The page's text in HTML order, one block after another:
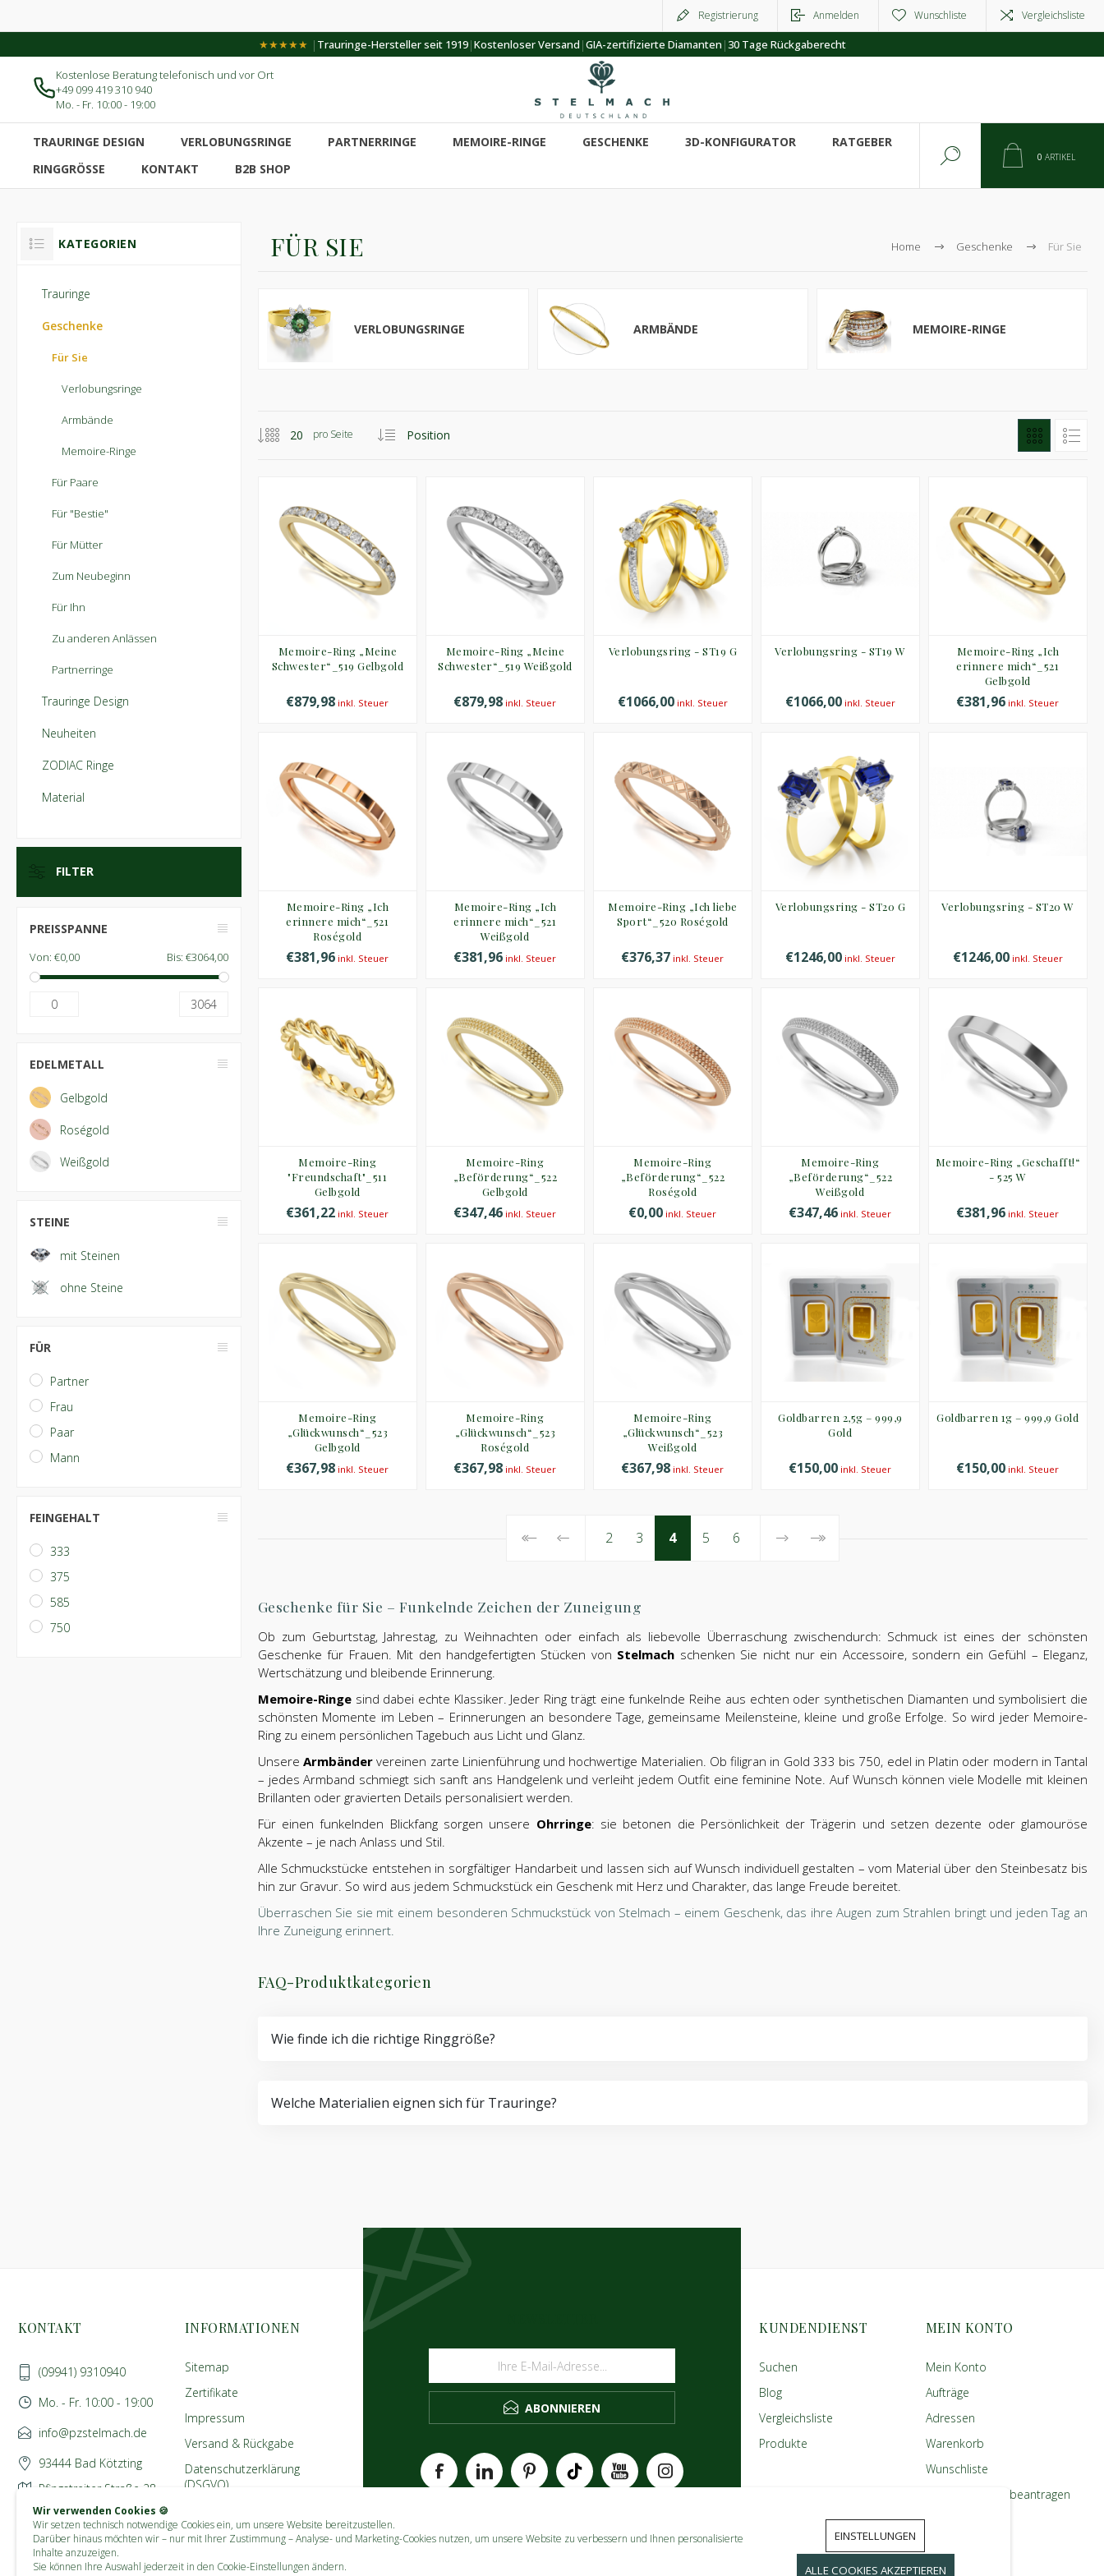
Registrierung Anmelden Wunschliste Vergleichsliste
★★★★★ | Trauringe-Hersteller seit 1919|Kostenloser Versand |GIA-zertifizierte Diamanten |30 Tage Rückgaberecht
Kostenlose Beratung telefonisch und vor Ort
+49 099 419 310 940
Mo. - Fr. 10:00 - 19:00
TRAURINGE DESIGN VERLOBUNGSRINGE PARTNERRINGE MEMOIRE-RINGE GESCHENKE 3D-KONFIGURATOR
RATGEBER
RINGGRÖSSE
KONTAKT B2B SHOP
0 ARTIKEL
Home Geschenke Für Sie
FÜR SIE
VERLOBUNGSRINGE ARMBÄNDE MEMOIRE-RINGE
pro Seite
Memoire-Ring „Meine
Schwester“_519 Gelbgold
€879,98 inkl. Steuer
Memoire-Ring „Meine
Schwester“_519 Weißgold
€879,98 inkl. Steuer
Verlobungsring - ST19 G
€1066,00inkl. Steuer
Verlobungsring - ST19 W
€1066,00inkl. Steuer
Memoire-Ring „Ich
erinnere mich“_521
Gelbgold
€381,96 inkl. Steuer
Memoire-Ring „Ich
erinnere mich“_521
Roségold
€381,96 inkl. Steuer
Memoire-Ring „Ich
erinnere mich“_521
Weißgold
€381,96 inkl. Steuer
Memoire-Ring „Ich liebe
Sport“_520 Roségold
€376,37 inkl. Steuer
Verlobungsring - ST20 G
€1246,00inkl. Steuer
Verlobungsring - ST20 W
€1246,00inkl. Steuer
Memoire-Ring
"Freundschaft"_511
Gelbgold
€361,22 inkl. Steuer
Memoire-Ring
„Beförderung“_522
Gelbgold
€347,46 inkl. Steuer
Memoire-Ring
„Beförderung“_522
Roségold
€0,00 inkl. Steuer
Memoire-Ring
„Beförderung“_522
Weißgold
€347,46 inkl. Steuer
Memoire-Ring „Geschafft!“
- 525 W
€381,96 inkl. Steuer
Memoire-Ring
„Glückwunsch“_523
Gelbgold
€367,98 inkl. Steuer
Memoire-Ring
„Glückwunsch“_523
Roségold
€367,98 inkl. Steuer
Memoire-Ring
„Glückwunsch“_523
Weißgold
€367,98 inkl. Steuer
Goldbarren 2,5g – 999,9
Gold
€150,00 inkl. Steuer
Goldbarren 1g – 999,9 Gold
€150,00 inkl. Steuer
2 3 4 5 6
Geschenke für Sie – Funkelnde Zeichen der Zuneigung
Ob zum Geburtstag, Jahrestag, zu Weihnachten oder einfach als liebevolle Überraschung zwischendurch: Schmuck ist eines der schönsten
Geschenke für Frauen. Mit den handgefertigten Stücken von Stelmach schenken Sie nicht nur ein Accessoire, sondern ein Gefühl – Eleganz,
Wertschätzung und bleibende Erinnerung.
Memoire-Ringesind dabei echte Klassiker. Jeder Ring trägt eine funkelnde Reihe aus echten oder synthetischen Diamanten und symbolisiert die
schönsten Momente im Leben – Erinnerungen an besondere Tage, gemeinsame Meilensteine, kleine und große Erfolge. So wird jeder Memoire-
Ring zu einem persönlichen Tagebuch aus Licht und Glanz.
UnsereArmbänder vereinen zarte Linienführung und hochwertige Materialien. Ob filigran in Gold 333 bis 750, edel in Platin oder modern in Tantal
– jedes Armband schmiegt sich sanft ans Handgelenk und verleiht jedem Outfit eine feminine Note. Auf Wunsch können viele Modelle mit kleinen
Brillanten oder gravierten Details personalisiert werden.
Für einen funkelnden Blickfang sorgen unsere Ohrringe: sie betonen die Persönlichkeit der Trägerin und setzen dezente oder glamouröse
Akzente – je nach Anlass und Stil.
Alle Schmuckstücke entstehen in sorgfältiger Handarbeit und lassen sich auf Wunsch individuell gestalten – vom Material über den Steinbesatz bis
hin zur Gravur. So wird aus jedem Schmuckstück ein Geschenk mit Herz und Charakter, das lange Freude bereitet.
Überraschen Sie sie mit einem besonderen Schmuckstück von Stelmach – einem Geschenk, das ihre Augen zum Strahlen bringt und jeden Tag an
Ihre Zuneigung erinnert.
FAQ-Produktkategorien
Wie finde ich die richtige Ringgröße?
Welche Materialien eignen sich für Trauringe?
KATEGORIEN
Trauringe
Geschenke
Für Sie
Verlobungsringe
Armbände
Memoire-Ringe
Für Paare
Für "Bestie"
Für Mütter
Zum Neubeginn
Für Ihn
Zu anderen Anlässen
Partnerringe
Trauringe Design
Neuheiten
ZODIAC Ringe
Material
FILTER
PREISSPANNE
Von: €0,00 Bis: €3064,00
0 3064
EDELMETALL
Gelbgold
Roségold
Weißgold
STEINE
mit Steinen
ohne Steine
FÜR
Partner
Frau
Paar
Mann
FEINGEHALT
333
375
585
750
Wir verwenden Cookies 🍪
Wir setzen technisch notwendige Cookies ein, um unsere Website bereitzustellen.
Darüber hinaus möchten wir – nur mit Ihrer Zustimmung – Analyse- und Marketing-Cookies nutzen, um unsere Website zu verbessern und Ihnen personalisierte
Inhalte anzuzeigen.
Sie können Ihre Auswahl jederzeit in den Cookie-Einstellungen ändern.
EINSTELLUNGEN
ALLE COOKIES AKZEPTIEREN
ABONNIEREN
KONTAKT
(09941) 9310940
Mo. - Fr. 10:00 - 19:00
info@pzstelmach.de
93444 Bad Kötzting
Pfingstreiter Straße 28
INFORMATIONEN
Sitemap
Zertifikate
Impressum
Versand & Rückgabe
Datenschutzerklärung
(DSGVO)
KUNDENDIENST
Suchen
Blog
Vergleichsliste
Produkte
MEIN KONTO
Mein Konto
Aufträge
Adressen
Warenkorb
Wunschliste
Anbieter-Konto beantragen